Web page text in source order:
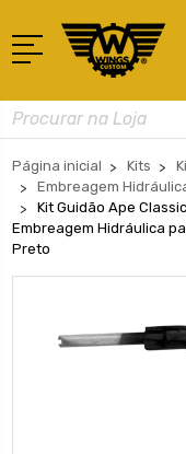
Busca
Página inicial Kits
Embreagem
Kit Guidão Ape
Embreagem Hidráulica
Preto